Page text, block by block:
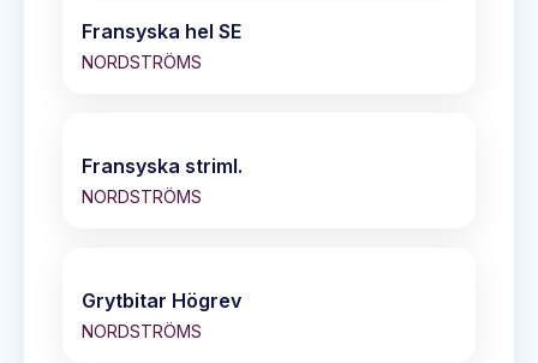
Fransyska hel SE
NORDSTRÖMS
Fransyska striml.
NORDSTRÖMS
Grytbitar Högrev
NORDSTRÖMS